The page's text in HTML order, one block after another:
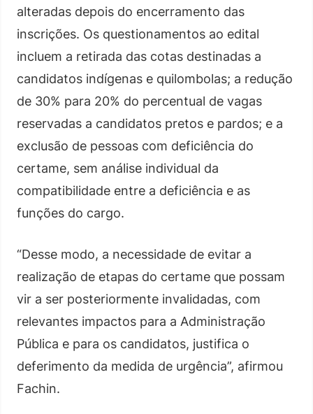
alteradas depois do encerramento das
inscrições. Os questionamentos ao edital
incluem a retirada das cotas destinadas a
candidatos indígenas e quilombolas; a redução
de 30% para 20% do percentual de vagas
reservadas a candidatos pretos e pardos; e a
exclusão de pessoas com deficiência do
certame, sem análise individual da
compatibilidade entre a deficiência e as
funções do cargo.
“Desse modo, a necessidade de evitar a
realização de etapas do certame que possam
vir a ser posteriormente invalidadas, com
relevantes impactos para a Administração
Pública e para os candidatos, justifica o
deferimento da medida de urgência”, afirmou
Fachin.